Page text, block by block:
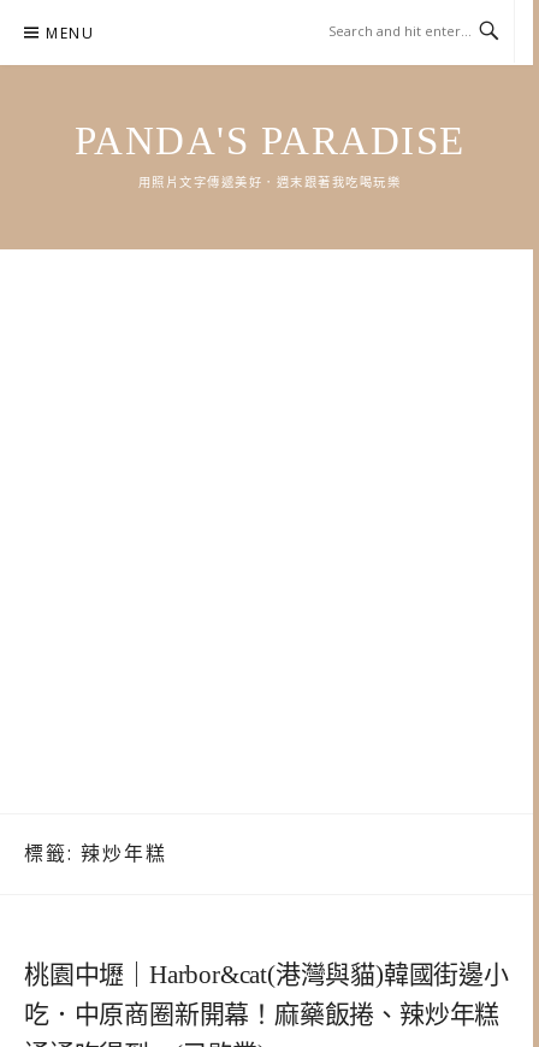
content
MENU
PANDA'S PARADISE
用照片文字傳遞美好．週末跟著我吃喝玩樂
標籤: 辣炒年糕
桃園中壢｜Harbor&cat(港灣與貓)韓國街邊小
吃．中原商圈新開幕！麻藥飯捲、辣炒年糕